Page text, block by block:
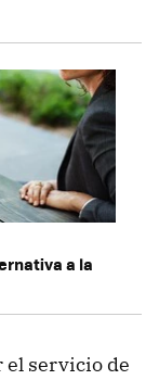
a la
el servicio de